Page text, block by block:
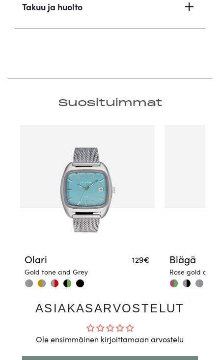
Takuu ja huolto
Suosituimmat
Olari 129€
Gold tone and Grey
Blägä
Rose gold and
ASIAKASARVOSTELUT
Ole ensimmäinen kirjoittamaan arvostelu